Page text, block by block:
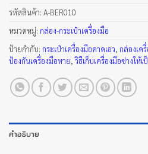
รหัสสินค้า: A-BER010
หมวดหมู่: กล่อง-กระเป๋าเครื่องมือ
ป้ายกำกับ: กระเป๋าเครื่องมือคาดเอว, กล่องเค
ป้องกันเครื่องมือหาย,วิธีเก็บเครื่องมือช่างให้เ
คำอธิบาย